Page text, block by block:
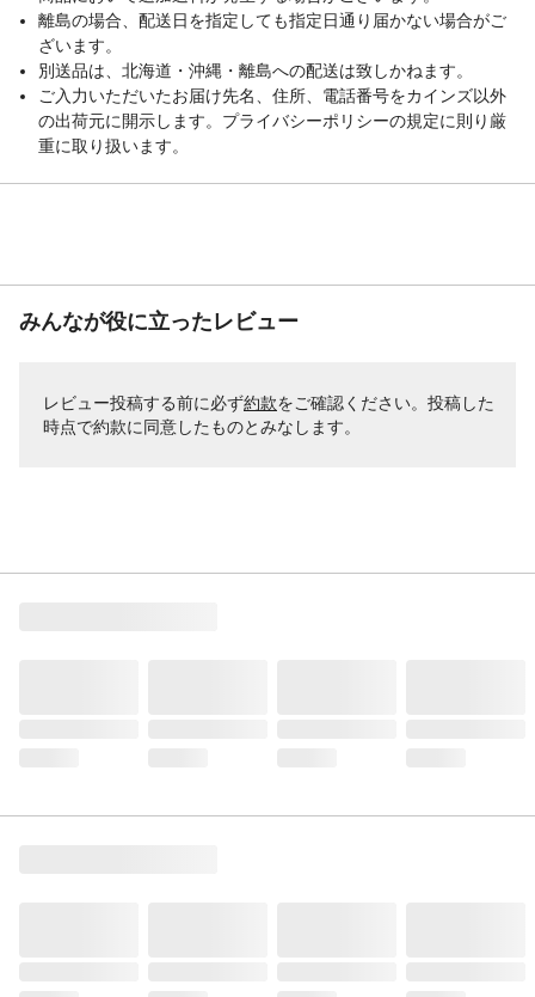
離島の場合、配送日を指定しても指定日通り届かない場合がご
ざいます。
別送品は、北海道・沖縄・離島への配送は致しかねます。
ご入力いただいたお届け先名、住所、電話番号をカインズ以外
の出荷元に開示します。プライバシーポリシーの規定に則り厳
重に取り扱います。
みんなが役に立ったレビュー
レビュー投稿する前に必ず約款をご確認ください。投稿した
時点で約款に同意したものとみなします。